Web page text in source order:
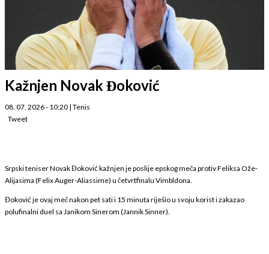
Kažnjen Novak Đoković
08. 07. 2026 - 10:20 | Tenis
Tweet
Srpski teniser Novak Đoković kažnjen je poslije epskog meča protiv Feliksa Ože-
Alijasima (Felix Auger-Aliassime) u četvrtfinalu Vimbldona.
Đoković je ovaj meč nakon pet sati i 15 minuta riješio u svoju korist i zakazao
polufinalni duel sa Janikom Sinerom (Jannik Sinner).